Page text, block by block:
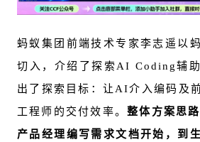
蚂蚁集团前端技术专家李志遥以
切入，介绍了探索AI Coding辅
出了探索目标：让AI介入编码及
工程师的交付效率。整体方案思
产品经理编写需求文档开始，到